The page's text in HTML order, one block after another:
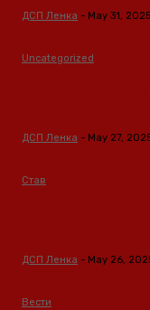
ДСП Ленка - May 31, 2025
Uncategorized
ДСП Ленка - May 27,
Став
ДСП Ленка - May 26,
Вести